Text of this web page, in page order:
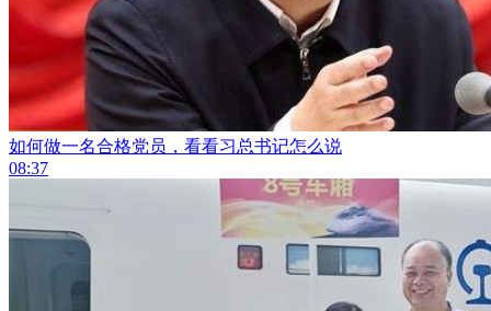
如何做一名合格党员，看看习总书记怎么说
08:37